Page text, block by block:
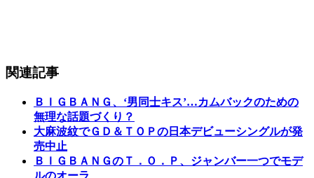
関連記事
ＢＩＧＢＡＮＧ、‘男同士キス’…カムバックのための
無理な話題づくり？
大麻波紋でＧＤ＆ＴＯＰの日本デビューシングルが発
売中止
ＢＩＧＢＡＮＧのＴ．Ｏ．Ｐ、ジャンバー一つでモデ
ルのオーラ